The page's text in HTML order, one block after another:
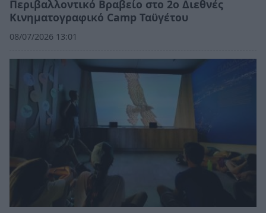
Περιβαλλοντικό Βραβείο στο 2ο Διεθνές
Κινηματογραφικό Camp Ταϋγέτου
08/07/2026 13:01